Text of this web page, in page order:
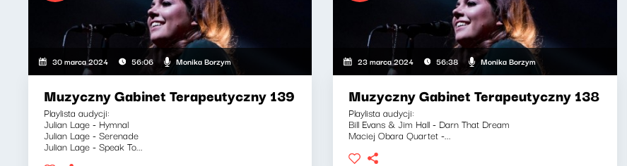
30 marca 2024 56:06 Monika Borzym
Muzyczny Gabinet Terapeutyczny 139
Playlista audycji:
Julian Lage - Hymnal
Julian Lage - Serenade
Julian Lage - Speak To...
23 marca 2024 56:38 Monika Borzym
Muzyczny Gabinet Terapeutyczny 138
Playlista audycji:
Bill Evans & Jim Hall - Darn That Dream
Maciej Obara Quartet -...